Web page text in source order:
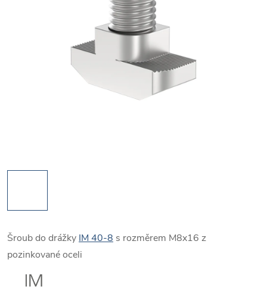
Šroub do drážky IM 40-8 s rozměrem M8x16 z
pozinkované oceli